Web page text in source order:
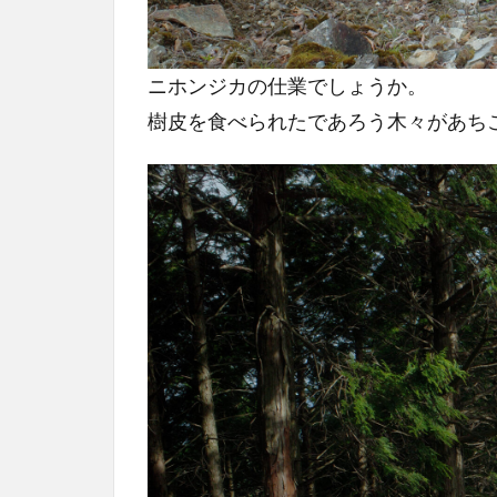
ニホンジカの仕業でしょうか。
樹皮を食べられたであろう木々があち